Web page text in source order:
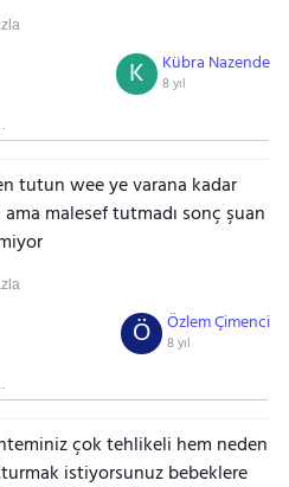
Kübra Nazende
8 yıl
K
tutun wee ye varana kadar
malesef tutmadı sonç şuan
Özlem Çimenci
8 yıl
Ö
çok tehlikeli hem neden
istiyorsunuz bebeklere